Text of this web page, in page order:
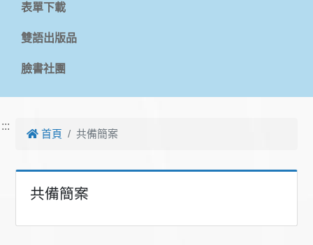
表單下載
雙語出版品
臉書社團
:::
首頁 共備簡案
共備簡案